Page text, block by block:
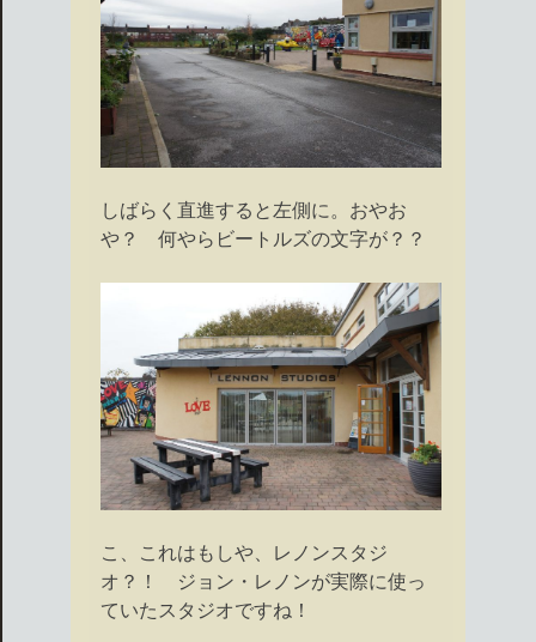
しばらく直進すると左側に。おやお
や？ 何やらビートルズの文字が？？
こ、これはもしや、レノンスタジ
オ？！ ジョン・レノンが実際に使っ
ていたスタジオですね！